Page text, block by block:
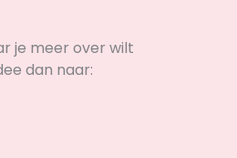
je meer over wilt
dan naar: